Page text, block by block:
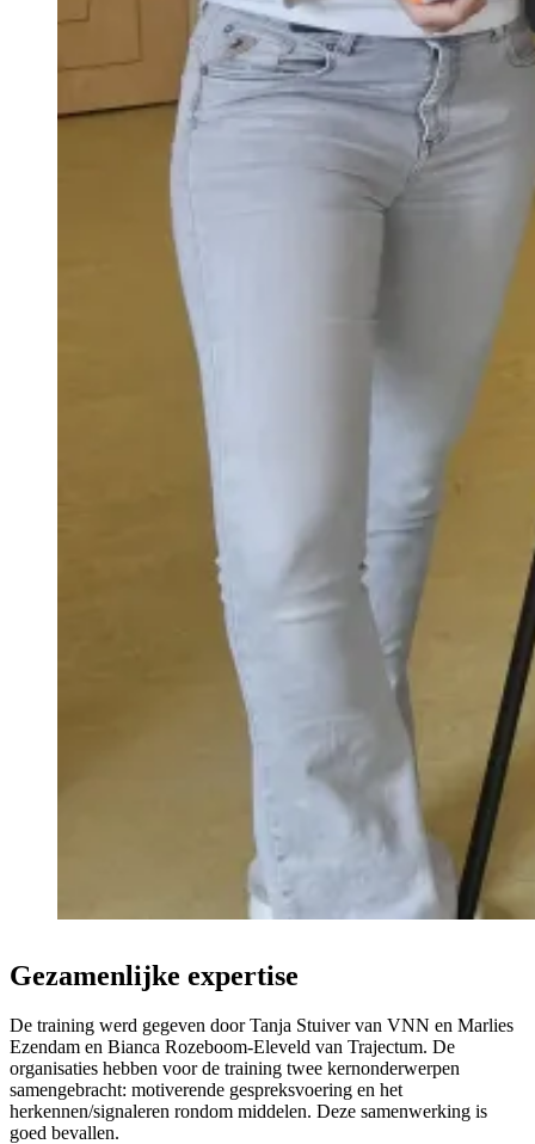
Gezamenlijke expertise
De training werd gegeven door Tanja Stuiver van VNN en Marlies
Ezendam en Bianca Rozeboom-Eleveld van Trajectum. De
organisaties hebben voor de training twee kernonderwerpen
samengebracht: motiverende gespreksvoering en het
herkennen/signaleren rondom middelen. Deze samenwerking is
goed bevallen.